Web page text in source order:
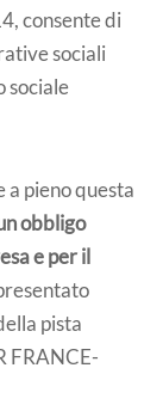
consente di
sociali
sociale
a pieno questa
obbligo
e per il
pista
FRANCE-